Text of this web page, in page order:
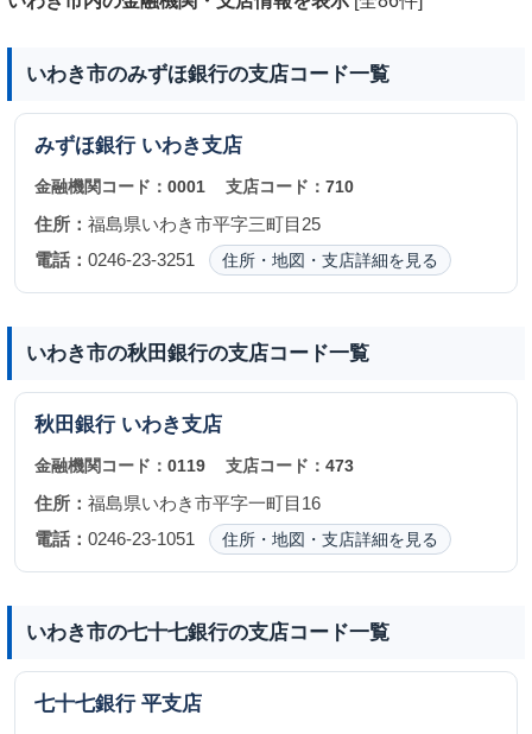
いわき市のみずほ銀行の支店コード一覧
みずほ銀行 いわき支店
金融機関コード： 0001 支店コード：710
住所： 福島県いわき市平字三町目25
電話： 0246-23-3251 住所・地図・支店詳細を見る
いわき市の秋田銀行の支店コード一覧
秋田銀行 いわき支店
金融機関コード： 0119 支店コード：473
住所： 福島県いわき市平字一町目16
電話： 0246-23-1051 住所・地図・支店詳細を見る
いわき市の七十七銀行の支店コード一覧
七十七銀行 平支店